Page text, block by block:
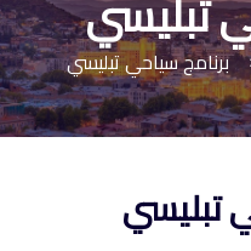
برنامج سياحي تبليسي
تبليسي